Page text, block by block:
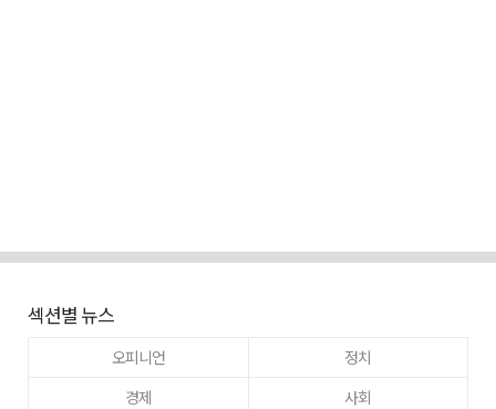
섹션별 뉴스
오피니언
정치
경제
사회